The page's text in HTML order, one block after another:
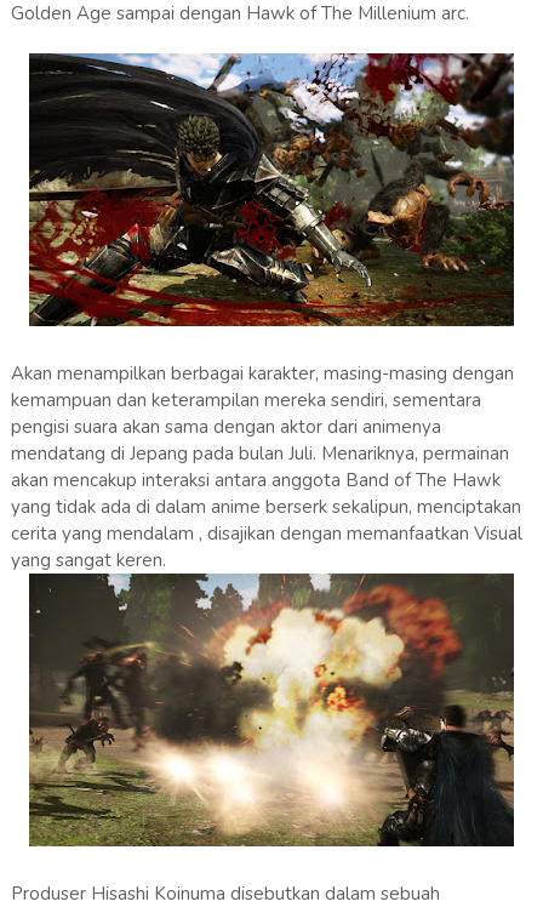
Golden Age sampai dengan Hawk of The Millenium arc.
Akan menampilkan berbagai karakter, masing-masing dengan
kemampuan dan keterampilan mereka sendiri, sementara
pengisi suara akan sama dengan aktor dari animenya
mendatang di Jepang pada bulan Juli. Menariknya, permainan
akan mencakup interaksi antara anggota Band of The Hawk
yang tidak ada di dalam anime berserk sekalipun, menciptakan
cerita yang mendalam , disajikan dengan memanfaatkan Visual
yang sangat keren.
Produser Hisashi Koinuma disebutkan dalam sebuah